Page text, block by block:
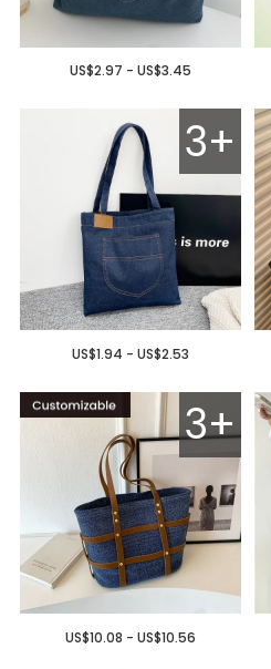
US$2.97 - US$3.45
3+
US$1.94 - US$2.53
3+
US$10.08 - US$10.56